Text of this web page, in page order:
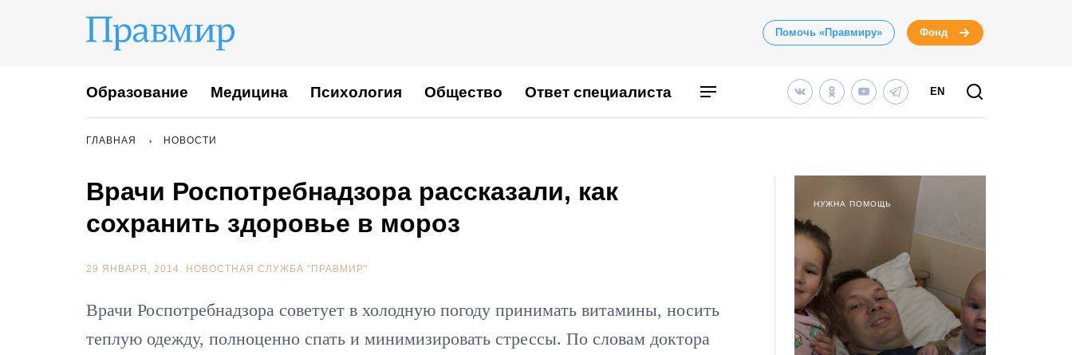
Помочь «Правмиру» Фонд
Образование Медицина Психология Общество Ответ специалиста EN
ГЛАВНАЯ НОВОСТИ
Врачи Роспотребнадзора рассказали, как
сохранить здоровье в мороз
29 ЯНВАРЯ, 2014. НОВОСТНАЯ СЛУЖБА "ПРАВМИР"
Врачи Роспотребнадзора советует в холодную погоду принимать витамины, носить
теплую одежду, полноценно спать и минимизировать стрессы. По словам доктора
НУЖНА ПОМОЩЬ